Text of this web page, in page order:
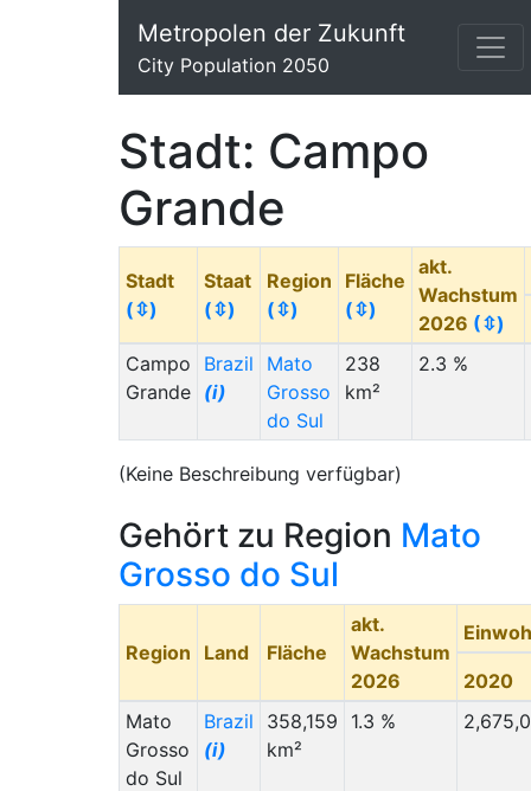
Metropolen der Zukunft
City Population 2050
Stadt: Campo
Grande
Stadt
(⇳)
Staat
(⇳)
Region
(⇳)
Fläche
(⇳)
akt.
Wachstum
2026 (⇳)
Campo
Grande
Brazil
(i)
Mato
Grosso
do Sul
238
km²
2.3 %
(Keine Beschreibung verfügbar)
Gehört zu Region Mato
Grosso do Sul
Region Land Fläche
akt.
Wachstum
2026
2020
Mato
Grosso
do Sul
Brazil
(i)
358,159
km²
1.3 %